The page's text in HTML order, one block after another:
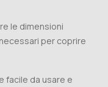
le dimensioni
per coprire
facile da usare e